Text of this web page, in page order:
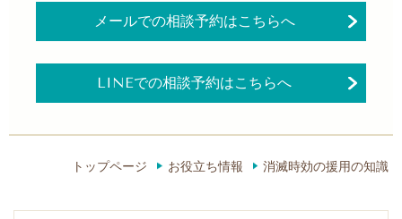
メールでの相談予約はこちらへ
LINEでの相談予約はこちらへ
トップページ お役立ち情報 消滅時効の援用の知識